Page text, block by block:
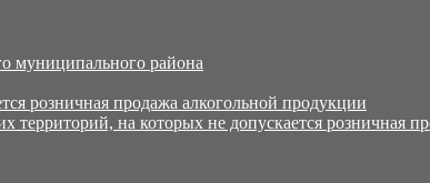
муниципального района
розничная продажа алкогольной продукции
на которых не допускается розничная